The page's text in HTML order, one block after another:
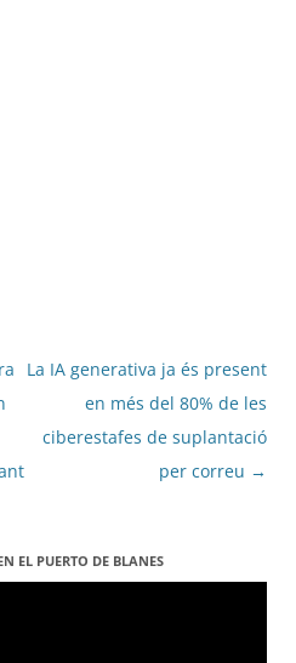
La IA generativa ja és present
en més del 80% de les
ciberestafes de suplantació
per correu →
EL PUERTO DE BLANES